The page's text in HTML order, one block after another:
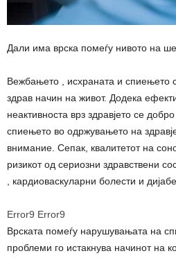
Дали има врска помеѓу нивото на
Вежбањето , исхраната и спиењето
здрав начин на живот. Додека
неактивноста врз здравјето се
спиењето во одржувањето на
внимание. Сепак, квалитетот на
ризикот од сериозни здравствени
, кардиоваскуларни болести и
Error9 Error9
Врската помеѓу нарушувањата на
проблеми го истакнува начинот на